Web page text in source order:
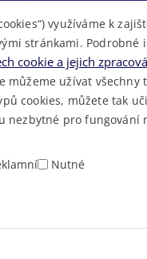
RSS •Mapa stránek•Cookies •
využíváme k
stránkami. Podrobné
cookie a jejich
můžeme užívat všechny
cookies, můžete tak
nezbytné pro fungování
Nutné